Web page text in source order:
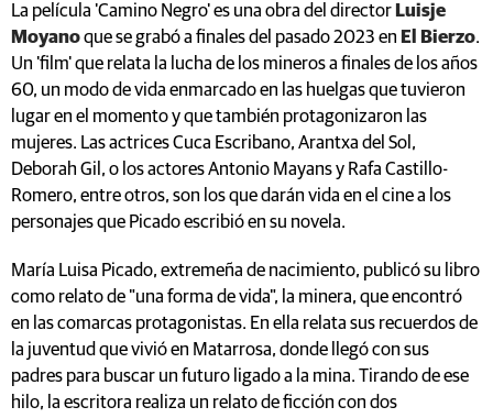
La película 'Camino Negro' es una obra del director Luisje
Moyanoque se grabó a finales del pasado 2023 en El Bierzo.
Un 'film' que relata la lucha de los mineros a finales de los años
60, un modo de vida enmarcado en las huelgas que tuvieron
lugar en el momento y que también protagonizaron las
mujeres. Las actrices Cuca Escribano, Arantxa del Sol,
Deborah Gil, o los actores Antonio Mayans y Rafa Castillo-
Romero, entre otros, son los que darán vida en el cine a los
personajes que Picado escribió en su novela.
María Luisa Picado, extremeña de nacimiento, publicó su libro
como relato de "una forma de vida", la minera, que encontró
en las comarcas protagonistas. En ella relata sus recuerdos de
la juventud que vivió en Matarrosa, donde llegó con sus
padres para buscar un futuro ligado a la mina. Tirando de ese
hilo, la escritora realiza un relato de ficción con dos